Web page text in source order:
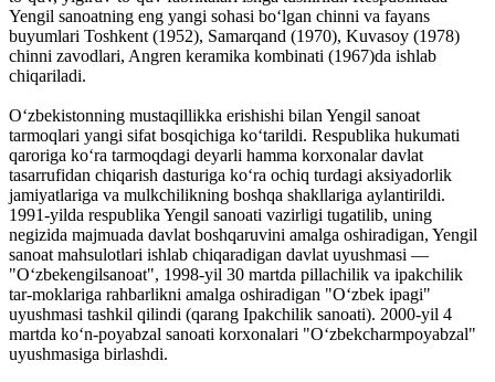
Yengil sanoatning eng yangi sohasi boʻlgan chinni va fayans
buyumlari Toshkent (1952), Samarqand (1970), Kuvasoy (1978)
chinni zavodlari, Angren keramika kombinati (1967)da ishlab
chiqariladi.
Oʻzbekistonning mustaqillikka erishishi bilan Yengil sanoat
tarmoqlari yangi sifat bosqichiga koʻtarildi. Respublika hukumati
qaroriga koʻra tarmoqdagi deyarli hamma korxonalar davlat
tasarrufidan chiqarish dasturiga koʻra ochiq turdagi aksiyadorlik
jamiyatlariga va mulkchilikning boshqa shakllariga aylantirildi.
1991-yilda respublika Yengil sanoati vazirligi tugatilib, uning
negizida majmuada davlat boshqaruvini amalga oshiradigan, Yengil
sanoat mahsulotlari ishlab chiqaradigan davlat uyushmasi —
"Oʻzbekengilsanoat", 1998-yil 30 martda pillachilik va ipakchilik
tar-moklariga rahbarlikni amalga oshiradigan "Oʻzbek ipagi"
uyushmasi tashkil qilindi (qarang Ipakchilik sanoati). 2000-yil 4
martda koʻn-poyabzal sanoati korxonalari "Oʻzbekcharmpoyabzal"
uyushmasiga birlashdi.